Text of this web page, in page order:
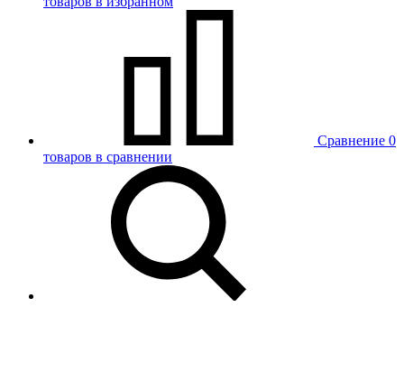
Сравнение 0
товаров в сравнении